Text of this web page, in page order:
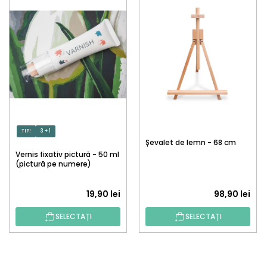
TIP! 3 + 1
Vernis fixativ pictură - 50 ml
(pictură pe numere)
19,90 lei
SELECTAȚI
Șevalet de lemn - 68 cm
98,90 lei
SELECTAȚI